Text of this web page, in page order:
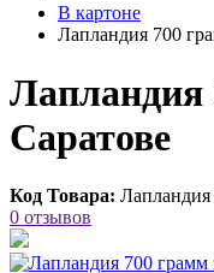
В картоне
Лапландия 700
Лапландия
Саратове
Код Товара: Лапландия
0 отзывов